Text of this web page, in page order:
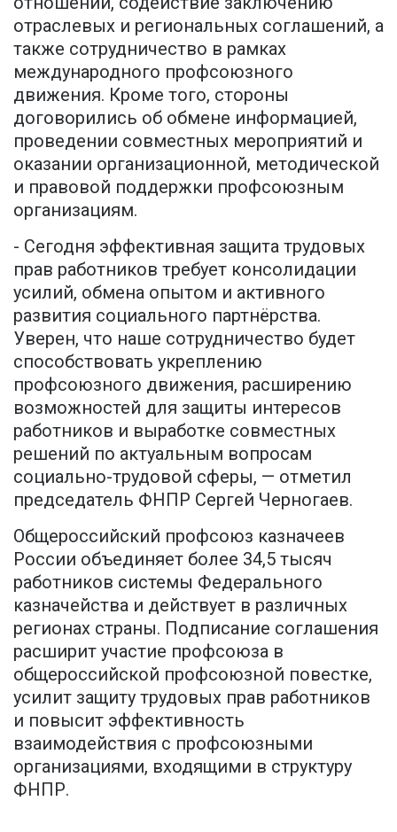
отраслевых и региональных соглашений, а
также сотрудничество в рамках
международного профсоюзного
движения. Кроме того, стороны
договорились об обмене информацией,
проведении совместных мероприятий и
оказании организационной, методической
и правовой поддержки профсоюзным
организациям.
- Сегодня эффективная защита трудовых
прав работников требует консолидации
усилий, обмена опытом и активного
развития социального партнёрства.
Уверен, что наше сотрудничество будет
способствовать укреплению
профсоюзного движения, расширению
возможностей для защиты интересов
работников и выработке совместных
решений по актуальным вопросам
социально-трудовой сферы, — отметил
председатель ФНПР Сергей Черногаев.
Общероссийский профсоюз казначеев
России объединяет более 34,5 тысяч
работников системы Федерального
казначейства и действует в различных
регионах страны. Подписание соглашения
расширит участие профсоюза в
общероссийской профсоюзной повестке,
усилит защиту трудовых прав работников
и повысит эффективность
взаимодействия с профсоюзными
организациями, входящими в структуру
ФНПР.